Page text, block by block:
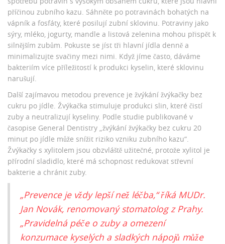
příčinou zubního kazu. Sáhněte po potravinách bohatých na
vápník a fosfáty, které posilují zubní sklovinu. Potraviny jako
sýry, mléko, jogurty, mandle a listová zelenina mohou přispět k
silnějším zubům. Pokuste se jíst tři hlavní jídla denně a
minimalizujte svačiny mezi nimi. Když jíme často, dáváme
bakteriím více příležitostí k produkci kyselin, které sklovinu
narušují.
Další zajímavou metodou prevence je žvýkání žvýkačky bez
cukru po jídle. Žvýkačka stimuluje produkci slin, které čistí
zuby a neutralizují kyseliny. Podle studie publikované v
časopise General Dentistry „žvýkání žvýkačky bez cukru 20
minut po jídle může snížit riziko vzniku zubního kazu“.
Žvýkačky s xylitolem jsou obzvláště užitečné, protože xylitol je
přírodní sladidlo, které má schopnost redukovat střevní
bakterie a chránit zuby.
„Prevence je vždy lepší než léčba,“ říká MUDr.
Jan Novák, renomovaný stomatolog z Prahy.
„Pravidelná péče o zuby a omezení
konzumace kyselých a sladkých nápojů může